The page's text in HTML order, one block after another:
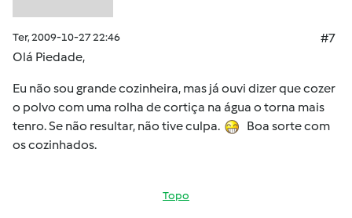
Ter, 2009-10-27 22:46
#7
Olá Piedade,
Eu não sou grande cozinheira, mas já ouvi dizer que cozer
o polvo com uma rolha de cortiça na água o torna mais
tenro. Se não resultar, não tive culpa.
Boa sorte com
os cozinhados.
Topo